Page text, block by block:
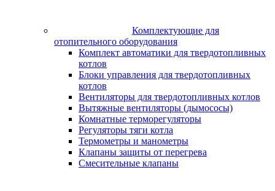
Комплектующие для
отопительного оборудования
Комплект автоматики для твердотопливных
котлов
Блоки управления для твердотопливных
котлов
Вентиляторы для твердотопливных котлов
Вытяжные вентиляторы (дымососы)
Комнатные терморегуляторы
Регуляторы тяги котла
Термометры и манометры
Клапаны защиты от перегрева
Смесительные клапаны